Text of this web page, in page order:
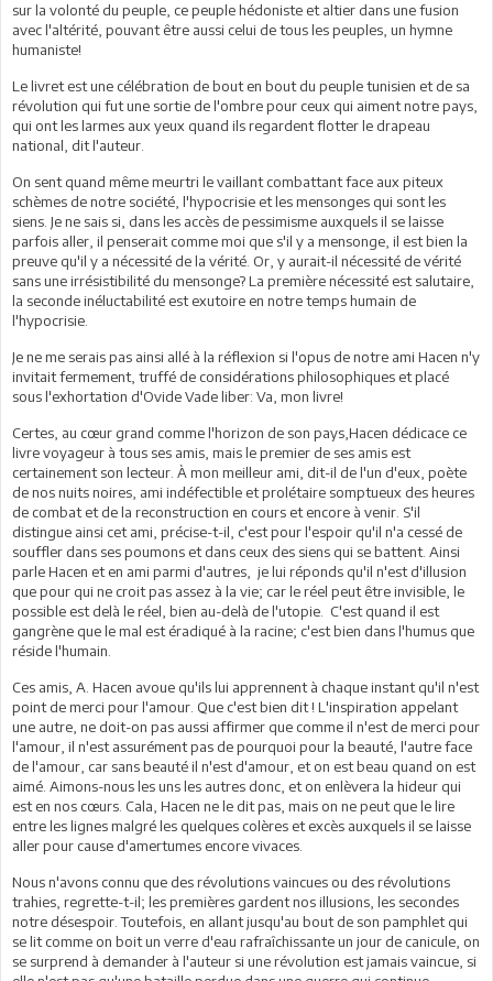
sur la volonté du peuple, ce peuple hédoniste et altier dans une fusion
avec l'altérité, pouvant être aussi celui de tous les peuples, un hymne
humaniste!
Le livret est une célébration de bout en bout du peuple tunisien et de sa
révolution qui fut une sortie de l'ombre pour ceux qui aiment notre pays,
qui ont les larmes aux yeux quand ils regardent flotter le drapeau
national, dit l'auteur.
On sent quand même meurtri le vaillant combattant face aux piteux
schèmes de notre société, l'hypocrisie et les mensonges qui sont les
siens. Je ne sais si, dans les accès de pessimisme auxquels il se laisse
parfois aller, il penserait comme moi que s'il y a mensonge, il est bien la
preuve qu'il y a nécessité de la vérité. Or, y aurait-il nécessité de vérité
sans une irrésistibilité du mensonge? La première nécessité est salutaire,
la seconde inéluctabilité est exutoire en notre temps humain de
l'hypocrisie.
Je ne me serais pas ainsi allé à la réflexion si l'opus de notre ami Hacen n'y
invitait fermement, truffé de considérations philosophiques et placé
sous l'exhortation d'Ovide Vade liber: Va, mon livre!
Certes, au cœur grand comme l'horizon de son pays,Hacen dédicace ce
livre voyageur à tous ses amis, mais le premier de ses amis est
certainement son lecteur. À mon meilleur ami, dit-il de l'un d'eux, poète
de nos nuits noires, ami indéfectible et prolétaire somptueux des heures
de combat et de la reconstruction en cours et encore à venir. S'il
distingue ainsi cet ami, précise-t-il, c'est pour l'espoir qu'il n'a cessé de
souffler dans ses poumons et dans ceux des siens qui se battent. Ainsi
parle Hacen et en ami parmi d'autres, je lui réponds qu'il n'est d'illusion
que pour qui ne croit pas assez à la vie; car le réel peut être invisible, le
possible est delà le réel, bien au-delà de l'utopie. C'est quand il est
gangrène que le mal est éradiqué à la racine; c'est bien dans l'humus que
réside l'humain.
Ces amis, A. Hacen avoue qu'ils lui apprennent à chaque instant qu'il n'est
point de merci pour l'amour. Que c'est bien dit ! L'inspiration appelant
une autre, ne doit-on pas aussi affirmer que comme il n'est de merci pour
l'amour, il n'est assurément pas de pourquoi pour la beauté, l'autre face
de l'amour, car sans beauté il n'est d'amour, et on est beau quand on est
aimé. Aimons-nous les uns les autres donc, et on enlèvera la hideur qui
est en nos cœurs. Cala, Hacen ne le dit pas, mais on ne peut que le lire
entre les lignes malgré les quelques colères et excès auxquels il se laisse
aller pour cause d'amertumes encore vivaces.
Nous n'avons connu que des révolutions vaincues ou des révolutions
trahies, regrette-t-il; les premières gardent nos illusions, les secondes
notre désespoir. Toutefois, en allant jusqu'au bout de son pamphlet qui
se lit comme on boit un verre d'eau rafraîchissante un jour de canicule, on
se surprend à demander à l'auteur si une révolution est jamais vaincue, si